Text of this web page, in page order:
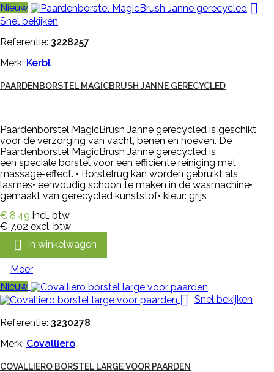
Nieuw

Snel bekijken
Referentie: 3228257
Merk: Kerbl
PAARDENBORSTEL MAGICBRUSH JANNE GERECYCLED
Paardenborstel MagicBrush Janne gerecycled is geschikt
voor de verzorging van vacht, benen en hoeven. De
Paardenborstel MagicBrush Janne gerecycled is
een speciale borstel voor een efficiënte reiniging met
massage-effect. • Borstelrug kan worden gebruikt als
lasmes• eenvoudig schoon te maken in de wasmachine•
gemaakt van gerecycled kunststof• kleur: grijs
€ 8,49 incl. btw
€ 7,02 excl. btw
 In winkelwagen
Meer
Nieuw
 Snel bekijken
Referentie: 3230278
Merk: Covalliero
COVALLIERO BORSTEL LARGE VOOR PAARDEN